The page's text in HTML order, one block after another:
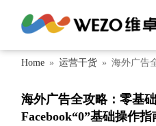
Home » 运营干货 » 海外广告
海外广告全攻略：零基
Facebook“0”基础操作指